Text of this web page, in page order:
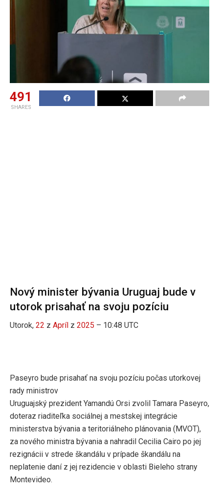
491
SHARES
Nový minister bývania Uruguaj bude v
utorok prisahať na svoju pozíciu
Utorok, 22 z Apríl z 2025 – 10:48 UTC
Paseyro bude prisahať na svoju pozíciu počas utorkovej
rady ministrov
Uruguajský prezident Yamandú Orsi zvolil Tamara Paseyro,
doteraz riaditeľka sociálnej a mestskej integrácie
ministerstva bývania a teritoriálneho plánovania (MVOT),
za nového ministra bývania a nahradil Cecilia Cairo po jej
rezignácii v strede škandálu v prípade škandálu na
neplatenie daní z jej rezidencie v oblasti Bieleho strany
Montevideo.